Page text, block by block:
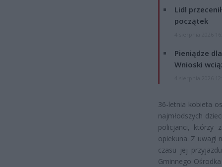
Lidl
początek
Pieniądze
Wnioski
36-letnia kobieta
najmłodszych
policjanci, którzy
opiekuna. Z uwagi
czasu jej
Gminnego